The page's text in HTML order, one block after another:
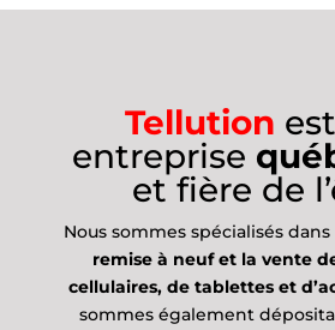
Tellution
entreprise
et fière de
Nous sommes spécialisés dans
remise à neuf et la vente
cellulaires, de tablettes et
sommes également